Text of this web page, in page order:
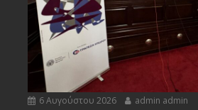
6 Αυγούστου 2026 admin admin